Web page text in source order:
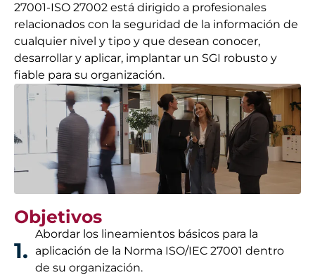
27001-ISO 27002 está dirigido a profesionales
relacionados con la seguridad de la información de
cualquier nivel y tipo y que desean conocer,
desarrollar y aplicar, implantar un SGI robusto y
fiable para su organización.
Objetivos
1.
Abordar los lineamientos básicos para la
aplicación de la Norma ISO/IEC 27001 dentro
de su organización.